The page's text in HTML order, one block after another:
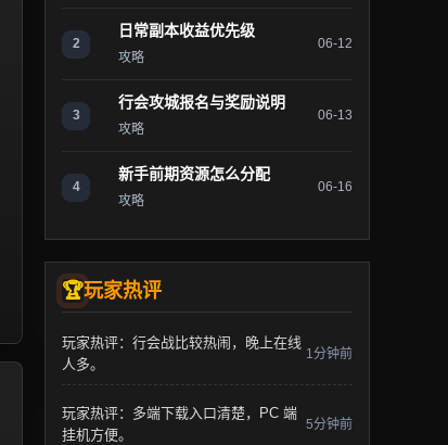
2
日常副本收益优先级
攻略
06-12
3
行会攻城报名与奖励说明
攻略
06-13
4
新手前期资源怎么分配
攻略
06-16
玩家热评
玩家热评：行会战比较热闹，晚上在线
人多。
1分钟前
玩家热评：多端下载入口清楚，PC 端
挂机方便。
5分钟前